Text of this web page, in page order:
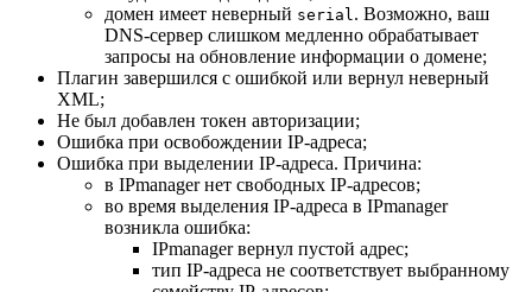
домен имеет неверный serial . Возможно, ваш
DNS-сервер слишком медленно обрабатывает
запросы на обновление информации о домене;
Плагин завершился с ошибкой или вернул неверный
XML;
Не был добавлен токен авторизации;
Ошибка при освобождении IP-адреса;
Ошибка при выделении IP-адреса. Причина:
в IPmanager нет свободных IP-адресов;
во время выделения IP-адреса в IPmanager
возникла ошибка:
IPmanager вернул пустой адрес;
тип IP-адреса не соответствует выбранному